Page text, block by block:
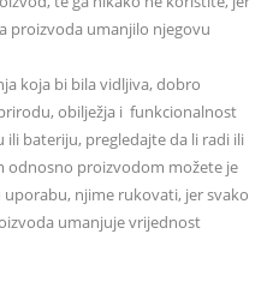
proizvoda umanjilo njegovu
koja bi bila vidljiva, dobro
obilježja i funkcionalnost
bateriju, pregledajte da li radi ili
odnosno proizvodom možete je
njime rukovati, jer svako
umanjuje vrijednost